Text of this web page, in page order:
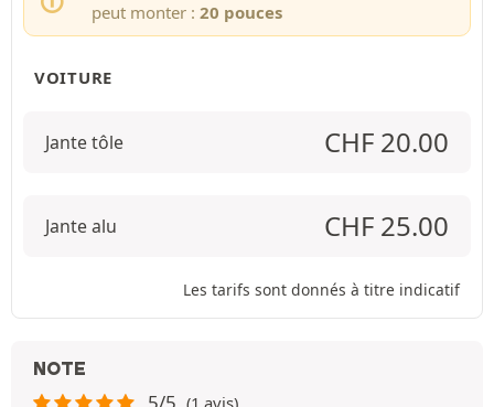
peut monter : 20 pouces
VOITURE
Jante tôle CHF 20.00
Jante alu CHF 25.00
Les tarifs sont donnés à titre indicatif
NOTE
(1 avis)